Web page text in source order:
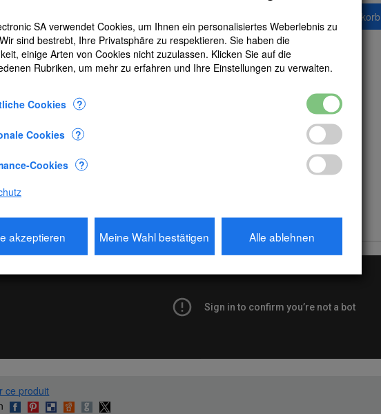
In den Warenkorb
Angaben :
optimierter 54mm Horizontalimpeller
auf einem Stativ
(Knoten - mph - fps - km/h - m/s)
ce produit
SA verwendet Cookies, um Ihnen ein personalisiertes Weberlebnis zu
sind bestrebt, Ihre Privatsphäre zu respektieren. Sie haben die
einige Arten von Cookies nicht zuzulassen. Klicken Sie auf die
Rubriken, um mehr zu erfahren und Ihre Einstellungen zu verwalten.
Cookies ?
Cookies ?
Cookies
?
akzeptieren Meine Wahl bestätigen Alle ablehnen